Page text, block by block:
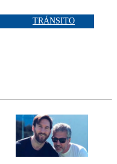
TRÁNSITO